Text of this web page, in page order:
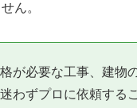
ん。
が必要な工事、建物
わずプロに依頼する